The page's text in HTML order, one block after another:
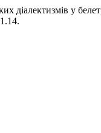
діалектизмів у